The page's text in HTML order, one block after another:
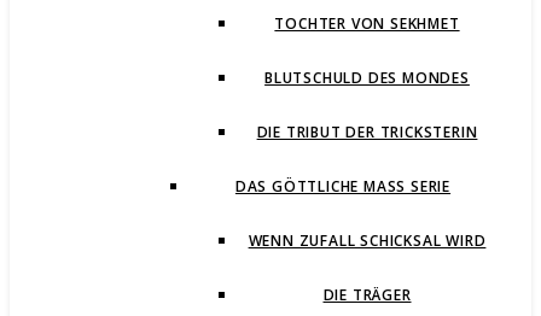
TOCHTER VON SEKHMET
BLUTSCHULD DES MONDES
DIE TRIBUT DER TRICKSTERIN
DAS GÖTTLICHE MASS SERIE
WENN ZUFALL SCHICKSAL WIRD
DIE TRÄGER